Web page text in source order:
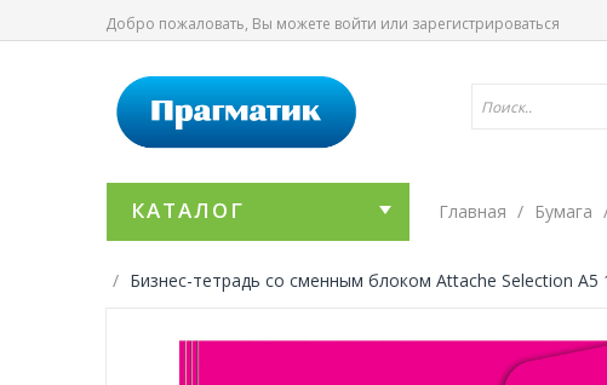
Добро пожаловать, Вы можете войти или зарегистрироваться
КАТАЛОГ Главная Бумага
Бизнес-тетрадь со сменным блоком Attache Selection